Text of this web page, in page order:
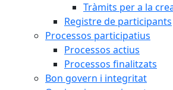
Tràmits per a la
Registre de participants
Processos participatius
Processos actius
Processos finalitzats
Bon govern i integritat